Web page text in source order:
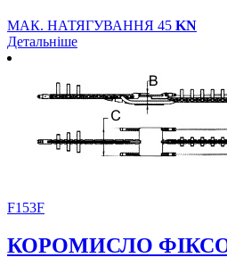
МАК. НАТЯГУВАННЯ 45 KN
Детальніше
F153F
КОРОМИСЛО